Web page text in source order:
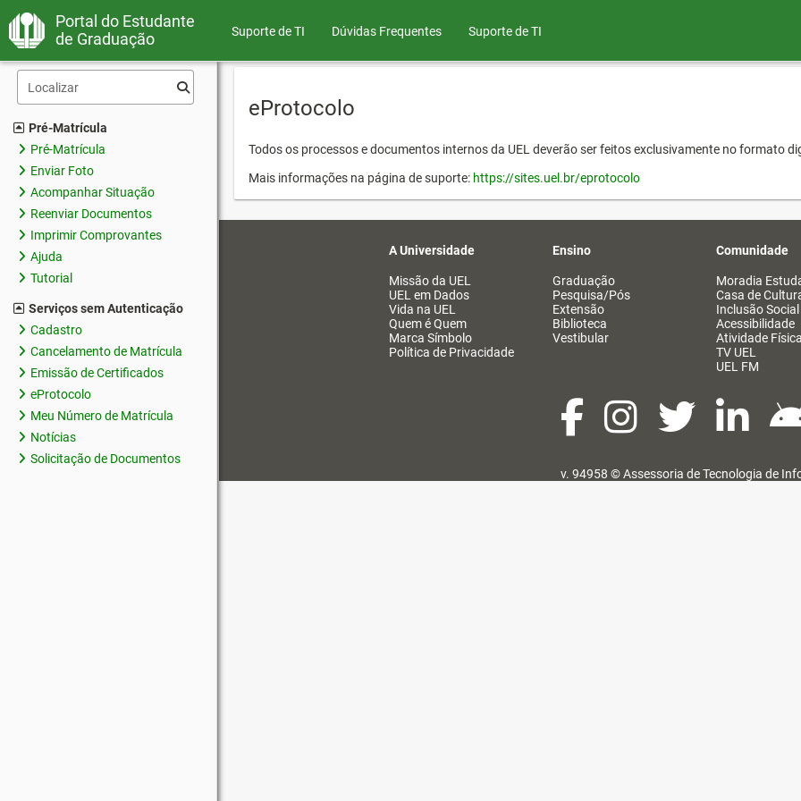
Portal do Estudante
de Graduação
Suporte de TI Dúvidas Frequentes Suporte de TI
Pré-Matrícula
Pré-Matrícula
Enviar Foto
Acompanhar Situação
Reenviar Documentos
Imprimir Comprovantes
Ajuda
Tutorial
Serviços sem Autenticação
Cadastro
Cancelamento de Matrícula
Emissão de Certificados
eProtocolo
Meu Número de Matrícula
Notícias
Solicitação de Documentos
eProtocolo
Todos os processos e documentos internos da UEL deverão ser feitos exclusivamente no formato
Mais informações na página de suporte: https://sites.uel.br/eprotocolo
A Universidade
Missão da UEL
UEL em Dados
Vida na UEL
Quem é Quem
Marca Símbolo
Política de Privacidade
Ensino
Graduação
Pesquisa/Pós
Extensão
Biblioteca
Vestibular
Comunidade
Moradia
Casa de
Inclusão Social
Acessibilidade
Atividade Física
TV UEL
UEL FM
v. 94958 ©Assessoria de Tecnologia de